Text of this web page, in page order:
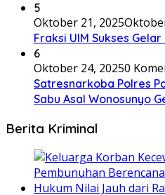
5
Oktober 21, 2025
Fraksi UIM Sukses
6
Oktober 24, 20250
Satresnarkoba Polres
Sabu Asal Wonosunyo
Berita Kriminal